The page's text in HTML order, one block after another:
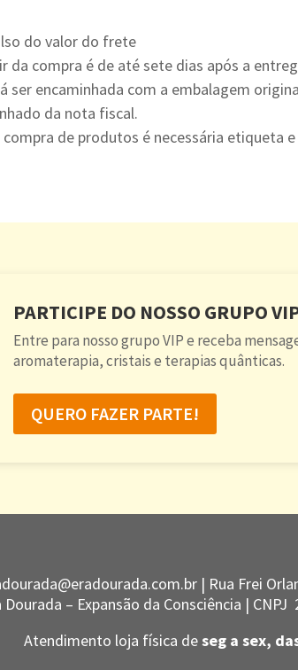
do valor do frete
da compra é de até sete dias após a
ser encaminhada com a embalagem
da nota fiscal.
compra de produtos é necessária etiqueta
PARTICIPE DO NOSSO GRUPO
Entre para nosso grupo VIP e receba
aromaterapia, cristais e terapias quânticas.
QUERO FAZER PARTE!
| Rua Frei
Dourada – Expansão da Consciência | CNPJ
Atendimento loja física deseg a sex,